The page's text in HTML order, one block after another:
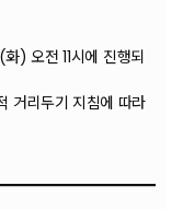
) 오전 11시에 진행되
거리두기 지침에 따라